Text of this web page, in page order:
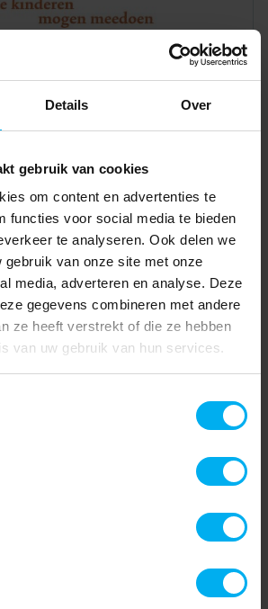
Details Over
gebruik van cookies
om content en advertenties te
functies voor social media te bieden
te analyseren. Ook delen we
gebruik van onze site met onze
media, adverteren en analyse. Deze
gegevens combineren met andere
ze heeft verstrekt of die ze hebben
van uw gebruik van hun services.